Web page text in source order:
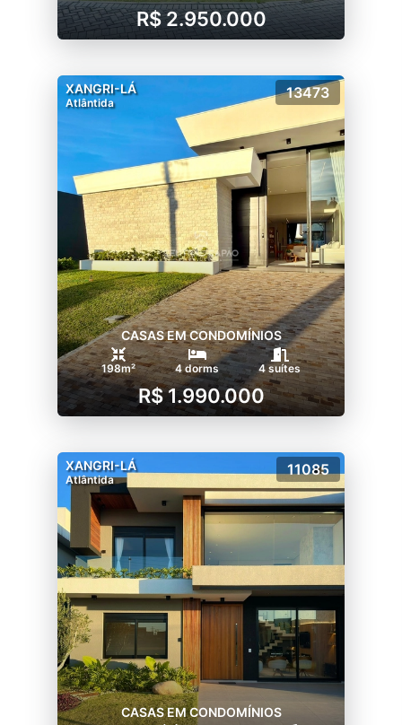
R$ 2.950.000
XANGRI-LÁ
Atlântida
13473
CASAS EM CONDOMÍNIOS
198m² 4 dorms 4 suítes
R$ 1.990.000
XANGRI-LÁ
Atlântida
11085
CASAS EM CONDOMÍNIOS